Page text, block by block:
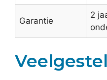
Garantie
2